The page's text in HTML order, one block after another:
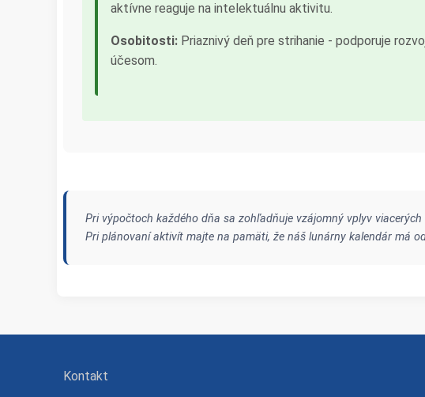
aktívne reaguje na intelektuálnu aktivitu.
Osobitosti: Priaznivý deň pre strihanie - podporuje
účesom.
Pri výpočtoch každého dňa sa zohľadňuje vzájomný vplyv
Pri plánovaní aktivít majte na pamäti, že náš lunárny kalendár má
Kontakt